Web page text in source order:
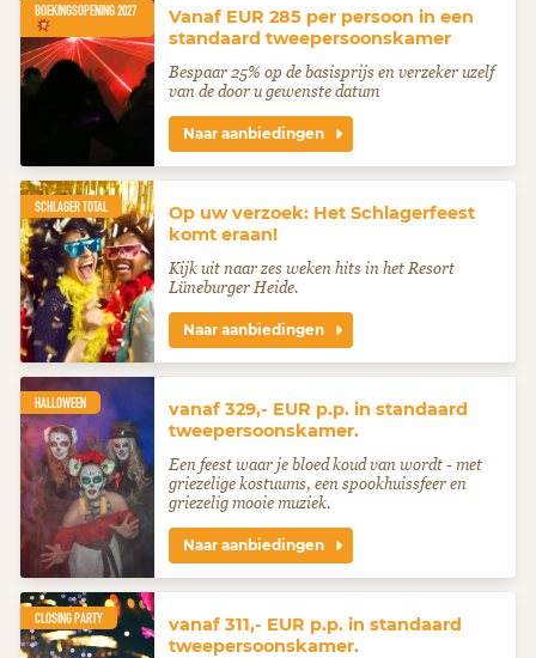
BOEKINGSOPENING 2027
Vanaf EUR 285 per persoon in een
standaard tweepersoonskamer
Bespaar 25% op de basisprijs en verzeker uzelf
van de door u gewenste datum
Naar aanbiedingen
SCHLAGER TOTAL
Op uw verzoek: Het Schlagerfeest
komt eraan!
Kijk uit naar zes weken hits in het Resort
Lüneburger Heide.
Naar aanbiedingen
HALLOWEEN
vanaf 329,- EUR p.p. in standaard
tweepersoonskamer.
Een feest waar je bloed koud van wordt - met
griezelige kostuums, een spookhuissfeer en
griezelig mooie muziek.
Naar aanbiedingen
CLOSING PARTY
vanaf 311,- EUR p.p. in standaard
tweepersoonskamer.